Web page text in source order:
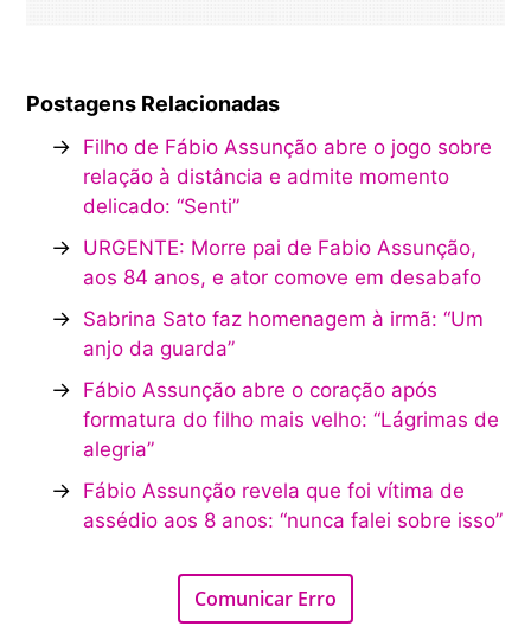
Postagens Relacionadas
→ Filho de Fábio Assunção abre o jogo sobre
relação à distância e admite momento
delicado: “Senti”
→ URGENTE: Morre pai de Fabio Assunção,
aos 84 anos, e ator comove em desabafo
→ Sabrina Sato faz homenagem à irmã: “Um
anjo da guarda”
→ Fábio Assunção abre o coração após
formatura do filho mais velho: “Lágrimas de
alegria”
→ Fábio Assunção revela que foi vítima de
assédio aos 8 anos: “nunca falei sobre isso”
Comunicar Erro